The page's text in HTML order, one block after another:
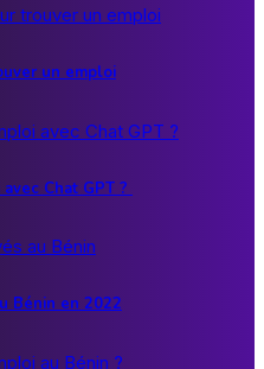
un emploi
Chat GPT ?
Bénin en 2022